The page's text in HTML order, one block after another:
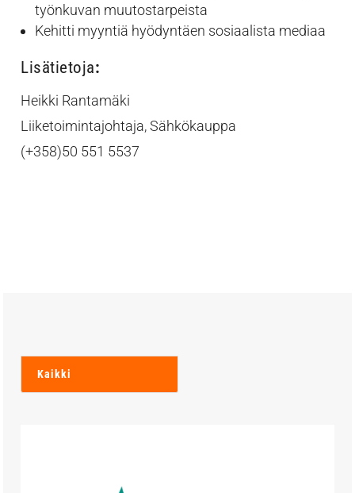
työnkuvan muutostarpeista
Kehitti myyntiä hyödyntäen sosiaalista mediaa
Lisätietoja:
Heikki Rantamäki
Liiketoimintajohtaja, Sähkökauppa
(+358)50 551 5537
Kaikki